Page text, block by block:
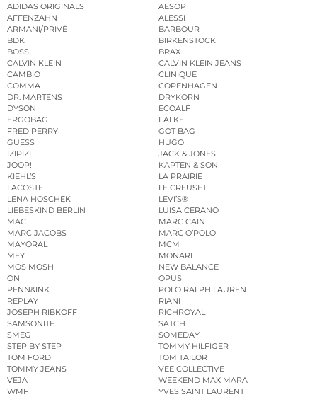
ADIDAS ORIGINALS
AESOP
AFFENZAHN
ALESSI
ARMANI/PRIVÉ
BARBOUR
BDK
BIRKENSTOCK
BOSS
BRAX
CALVIN KLEIN
CALVIN KLEIN JEANS
CAMBIO
CLINIQUE
COMMA
COPENHAGEN
DR. MARTENS
DRYKORN
DYSON
ECOALF
ERGOBAG
FALKE
FRED PERRY
GOT BAG
GUESS
HUGO
IZIPIZI
JACK & JONES
JOOP!
KAPTEN & SON
KIEHL’S
LA PRAIRIE
LACOSTE
LE CREUSET
LENA HOSCHEK
LEVI’S®
LIEBESKIND BERLIN
LUISA CERANO
MAC
MARC CAIN
MARC JACOBS
MARC O’POLO
MAYORAL
MCM
MEY
MONARI
MOS MOSH
NEW BALANCE
ON
OPUS
PENN&INK
POLO RALPH LAUREN
REPLAY
RIANI
JOSEPH RIBKOFF
RICHROYAL
SAMSONITE
SATCH
SMEG
SOMEDAY
STEP BY STEP
TOMMY HILFIGER
TOM FORD
TOM TAILOR
TOMMY JEANS
VEE COLLECTIVE
VEJA
WEEKEND MAX MARA
WMF
YVES SAINT LAURENT